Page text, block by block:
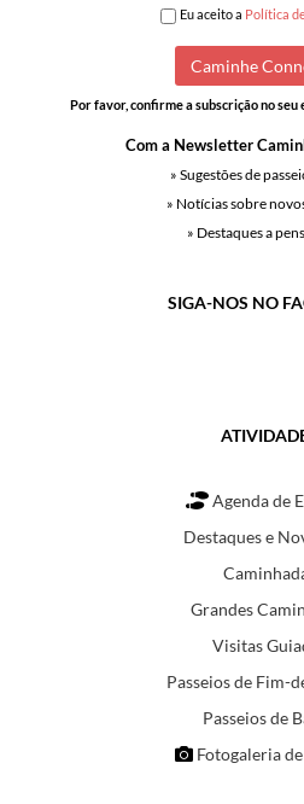
Eu aceito a Política
Por favor, confirme a subscrição no
Com a Newsletter
» Sugestões de
» Notícias sobre
» Destaques a
SIGA-NOS NO
Agenda de
Destaques e
Grandes
Visitas
Passeios de Fim-
Passeios de
Fotogaleria